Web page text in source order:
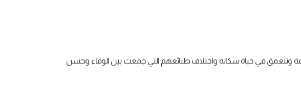
وتتعمق في حياة سكانه واختلاف طبائعهم التي جمعت بين الوفاء وحسن